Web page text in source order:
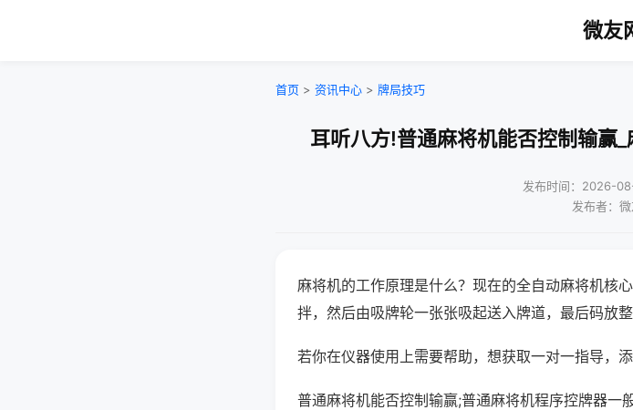
微友
首页 > 资讯中心 > 牌局技巧
耳听八方!普通麻将机能否控制输赢
发布时间：2026-
发布者：
麻将机的工作原理是什么？现在的全自动麻将机核
拌，然后由吸牌轮一张张吸起送入牌道，最后码放
若你在仪器使用上需要帮助，想获取一对一指导，
普通麻将机能否控制输赢;普通麻将机程序控牌器一